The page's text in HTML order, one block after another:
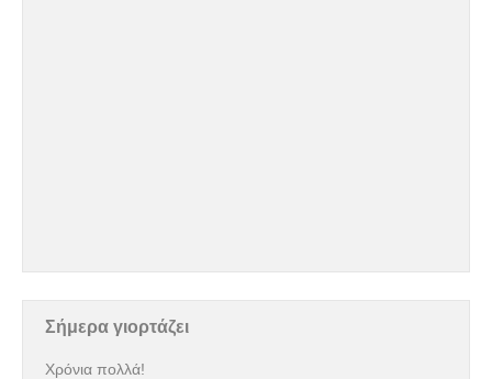
Σήμερα γιορτάζει
Χρόνια πολλά!